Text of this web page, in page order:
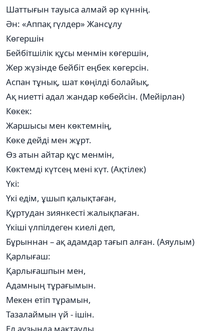
Шаттығын тауыса алмай әр күннің.
Ән: «Аппақ гүлдер» Жансұлу
Көгершін
Бейбітшілік құсы менмін көгершін,
Жер жүзінде бейбіт еңбек көгерсін.
Аспан тұнық, шат көңілді болайық,
Ақ ниетті адал жандар көбейсін. (Мейірлан)
Көкек:
Жаршысы мен көктемнің,
Көке дейді мен жұрт.
Өз атын айтар құс менмін,
Көктемді күтсең мені күт. (Ақтілек)
Үкі:
Үкі едім, ұшып қалықтаған,
Құртудан зиянкесті жалықпаған.
Үкіші үлпілдеген киелі деп,
Бұрыннан – ақ адамдар тағып алған. (Аяулым)
Қарлығаш:
Қарлығашпын мен,
Адамның тұрағымын.
Мекен етіп тұрамын,
Тазалаймын үй - ішін.
Ел аузында мақтаулы,